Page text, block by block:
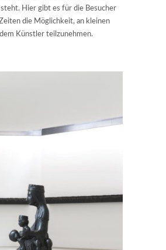
Hier gibt es für die Besucher
die Möglichkeit, an kleinen
Künstler teilzunehmen.